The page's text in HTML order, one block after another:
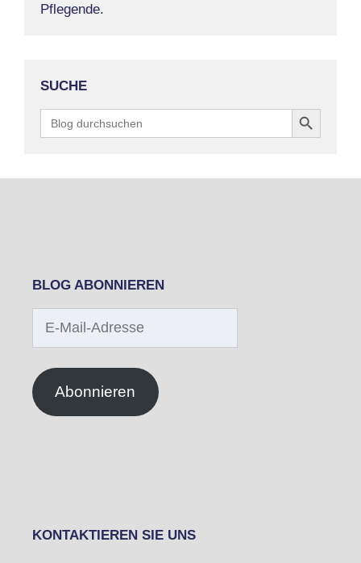
Pflegende.
SUCHE
Search
for:
Search Button
BLOG ABONNIEREN
Mail-
Abonnieren
KONTAKTIEREN SIE UNS